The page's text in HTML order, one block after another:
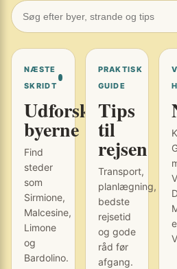
NÆSTE
SKRIDT
Udforsk
byerne
Find
steder
som
Sirmione,
Malcesine,
Limone
og
Bardolino.
PRAKTISK
GUIDE
Tips
til
rejsen
Transport,
planlægning,
bedste
rejsetid
og gode
råd før
afgang.